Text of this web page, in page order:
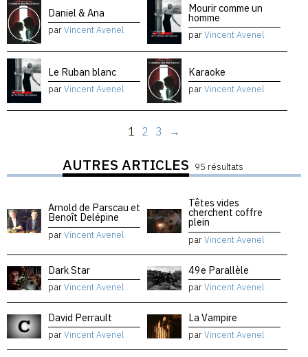
Daniel & Ana
parVincent Avenel
Mourir comme un
homme
parVincent Avenel
Le Ruban blanc
parVincent Avenel
Karaoke
parVincent Avenel
1 2 3 →
AUTRES ARTICLES 95 résultats
Arnold de Parscau et
Benoît Delépine
parVincent Avenel
Têtes vides
cherchent coffre
plein
parVincent Avenel
Dark Star
parVincent Avenel
49e Parallèle
parVincent Avenel
David Perrault
parVincent Avenel
La Vampire
parVincent Avenel